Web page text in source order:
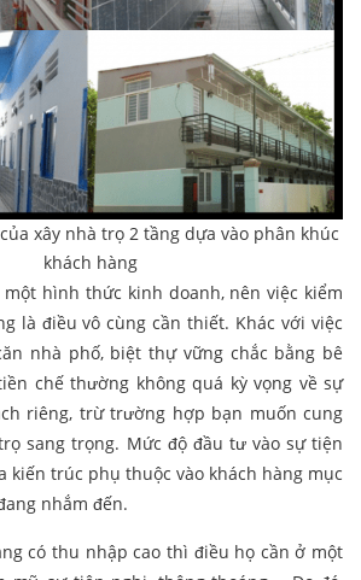
xây nhà trọ 2 tầng dựa vào phân khúc
khách hàng
hình thức kinh doanh, nên việc kiểm
là điều vô cùng cần thiết. Khác với việc
nhà phố, biệt thự vững chắc bằng bê
chế thường không quá kỳ vọng về sự
riêng, trừ trường hợp bạn muốn cung
sang trọng. Mức độ đầu tư vào sự tiện
kiến trúc phụ thuộc vào khách hàng mục
nhắm đến.
có thu nhập cao thì điều họ cần ở một